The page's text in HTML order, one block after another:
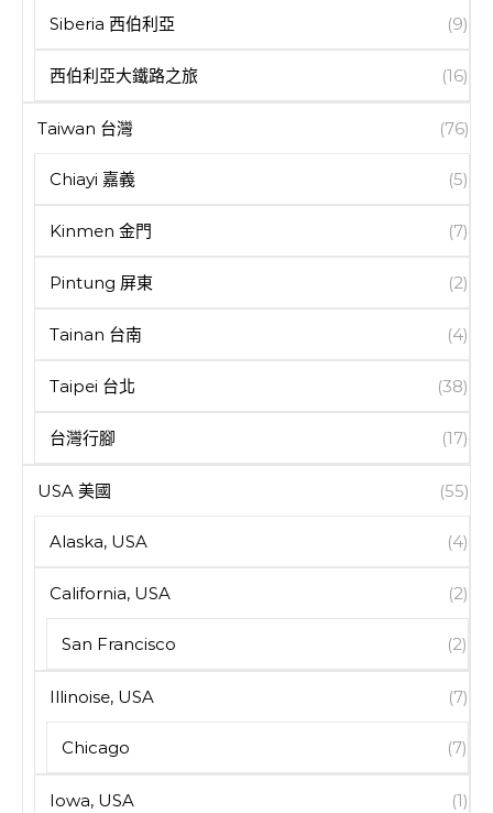
Siberia 西伯利亞 (9)
西伯利亞大鐵路之旅 (16)
Taiwan 台灣 (76)
Chiayi 嘉義 (5)
Kinmen 金門 (7)
Pintung 屏東 (2)
Tainan 台南 (4)
Taipei 台北 (38)
台灣行腳 (17)
USA 美國 (55)
Alaska, USA (4)
California, USA (2)
San Francisco (2)
Illinoise, USA (7)
Chicago (7)
Iowa, USA (1)